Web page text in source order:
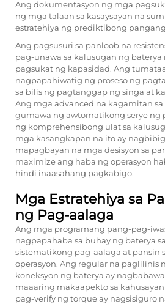
Ang dokumentasyon ng mga
ng mga talaan sa kasaysayan na
estratehiya ng prediktibong
Ang pagsusuri sa panloob na
pag-unawa sa kalusugan ng baterya
pagsukat ng kapasidad. Ang
nagpapahiwatig ng proseso ng
sa bilis ng pagtanggap ng singa at
Ang mga advanced na kagamitan sa
gumawa ng awtomatikong serye ng
ng komprehensibong ulat sa
mga kasangkapan na ito ay
mapagbayan na mga desisyon sa
maximize ang haba ng operasyon
hindi inaasahang pagkabigo.
Mga Estratehiya sa
ng Pag-aalaga
Ang mga programang pang-pag-
nagpapahaba sa buhay ng baterya
sistematikong pag-aalaga at pansin
operasyon. Ang regular na paglilinis
koneksyon ng baterya ay
maaaring makaapekto sa
pag-verify ng torque ay nagsisiguro